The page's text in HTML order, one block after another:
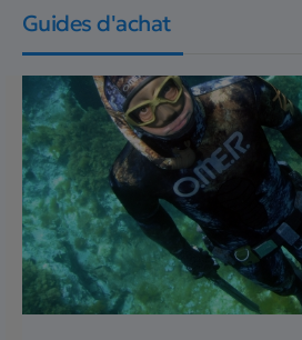
Guides d'achat